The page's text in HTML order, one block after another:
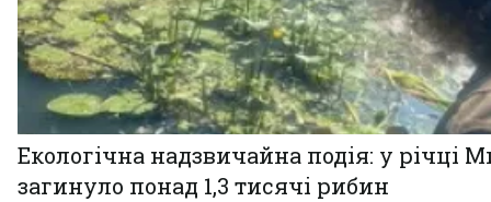
Екологічна надзвичайна подія: у річці
загинуло понад 1,3 тисячі рибин